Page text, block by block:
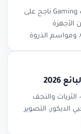
كيف تبني متجر ألعاب إلكترونية وإكسسوارات Gaming ناجح على
الأجهزة
2026
والنجف
الديكور، التصوير